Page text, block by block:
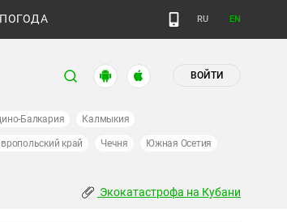
ПОГОДА RU EN
ВОЙТИ
Балкария Калмыкия
край Чечня Южная Осетия
Экокатастрофа на Кубани